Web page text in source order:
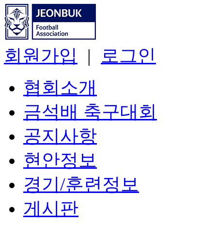
회원가입 | 로그인
협회소개
금석배 축구대회
공지사항
현안정보
경기/훈련정보
게시판